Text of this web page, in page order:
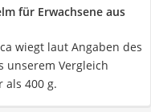
für Erwachsene aus
wiegt laut Angaben des
unserem Vergleich
als 400 g.